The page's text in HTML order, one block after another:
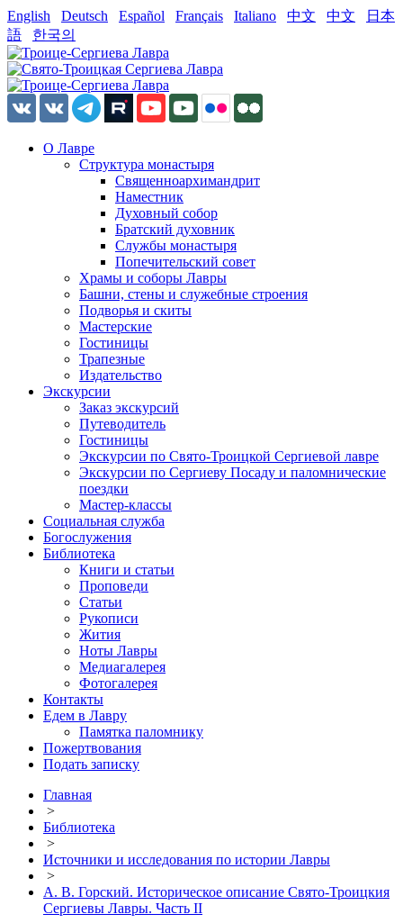
English Deutsch Español Français Italiano 中文 中文
日本
語
한국의
О Лавре
Структура монастыря
Священноархимандрит
Наместник
Духовный собор
Братский духовник
Службы монастыря
Попечительский совет
Храмы и соборы Лавры
Башни, стены и служебные строения
Подворья и скиты
Мастерские
Гостиницы
Трапезные
Издательство
Экскурсии
Заказ экскурсий
Путеводитель
Гостиницы
Экскурсии по Свято-Троицкой Сергиевой лавре
Экскурсии по Сергиеву Посаду и паломнические
поездки
Мастер-классы
Социальная служба
Богослужения
Библиотека
Книги и статьи
Проповеди
Статьи
Рукописи
Жития
Ноты Лавры
Медиагалерея
Фотогалерея
Контакты
Едем в Лавру
Памятка паломнику
Пожертвования
Подать записку
Главная
>
Библиотека
>
Источники и исследования по истории Лавры
>
А. В. Горский. Историческое описание Свято-Троицкия
Сергиевы Лавры. Часть II